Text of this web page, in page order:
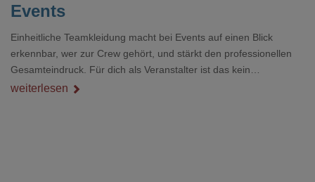
Events
Einheitliche Teamkleidung macht bei Events auf einen Blick
erkennbar, wer zur Crew gehört, und stärkt den professionellen
Gesamteindruck. Für dich als Veranstalter ist das kein
Nebenthema: Bei Textilien mit Stickerei oder mehreren
weiterlesen